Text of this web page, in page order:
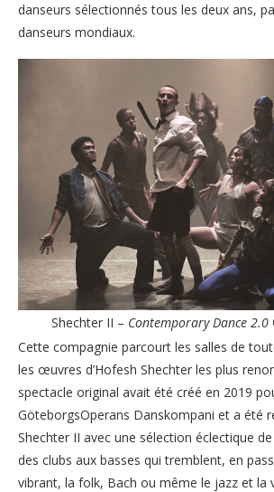
danseurs sélectionnés tous les deux ans,
danseurs mondiaux.
Shechter II – Contemporary Dance 2.0
Cette compagnie parcourt les salles de
les œuvres d’Hofesh Shechter les plus
spectacle original avait été créé en 2019
GöteborgsOperans Danskompani et a été
Shechter II avec une sélection éclectique
des clubs aux basses qui tremblent, en
vibrant, la folk, Bach ou même le jazz et la